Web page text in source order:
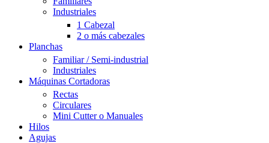
Industriales
1 Cabezal
2 o más cabezales
Planchas
Familiar / Semi-industrial
Industriales
Máquinas Cortadoras
Rectas
Circulares
Mini Cutter o Manuales
Hilos
Agujas